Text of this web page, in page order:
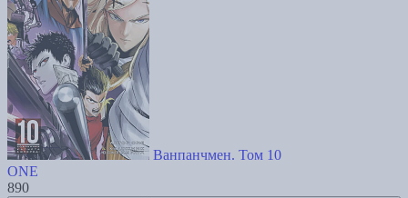
Ванпанчмен. Том 10
ONE
890